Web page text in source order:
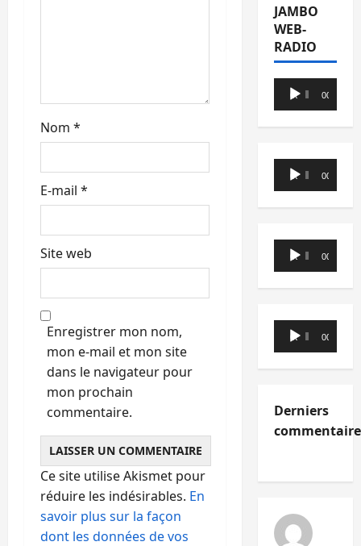
Nom *
E-mail *
Site web
Enregistrer mon nom,
mon e-mail et mon site
dans le navigateur pour
mon prochain
commentaire.
Ce site utilise Akismet pour
réduire les indésirables. En
savoir plus sur la façon
dont les données de vos
JAMBO
WEB-
RADIO
Lecteur
audio
00:00 00:00
Lecteur
audio
00:00 00:00
Lecteur
audio
00:00 00:00
Lecteur
audio
00:00 00:00
Derniers